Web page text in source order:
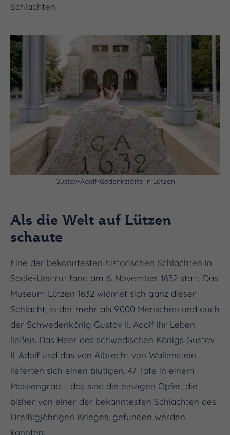
Schlachten.
(c) Saale-Unstrut-Tourismus e.V., Falko Matte
Gustav-Adolf-Gedenkstätte in Lützen
Als die Welt auf Lützen
schaute
Eine der bekanntesten historischen Schlachten in
Saale-Unstrut fand am 6. November 1632 statt. Das
Museum Lützen 1632 widmet sich ganz dieser
Schlacht, in der mehr als 9.000 Menschen und auch
der Schwedenkönig Gustav II. Adolf ihr Leben
ließen. Das Heer des schwedischen Königs Gustav
II. Adolf und das von Albrecht von Wallenstein
lieferten sich einen blutigen. 47 Tote in einem
Massengrab – das sind die einzigen Opfer, die
bisher von einer der bekanntesten Schlachten des
Dreißigjährigen Krieges, gefunden werden
konnten.